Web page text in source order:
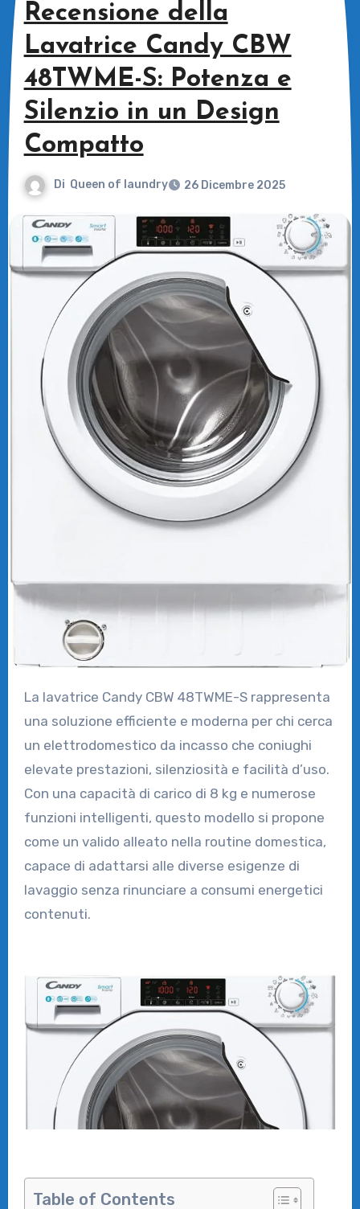
Recensione della
Lavatrice Candy CBW
48TWME-S: Potenza e
Silenzio in un Design
Compatto
Di Queen of laundry 26 Dicembre 2025
La lavatrice Candy CBW 48TWME-S rappresenta
una soluzione efficiente e moderna per chi cerca
un elettrodomestico da incasso che coniughi
elevate prestazioni, silenziosità e facilità d’uso.
Con una capacità di carico di 8 kg e numerose
funzioni intelligenti, questo modello si propone
come un valido alleato nella routine domestica,
capace di adattarsi alle diverse esigenze di
lavaggio senza rinunciare a consumi energetici
contenuti.
Table of Contents